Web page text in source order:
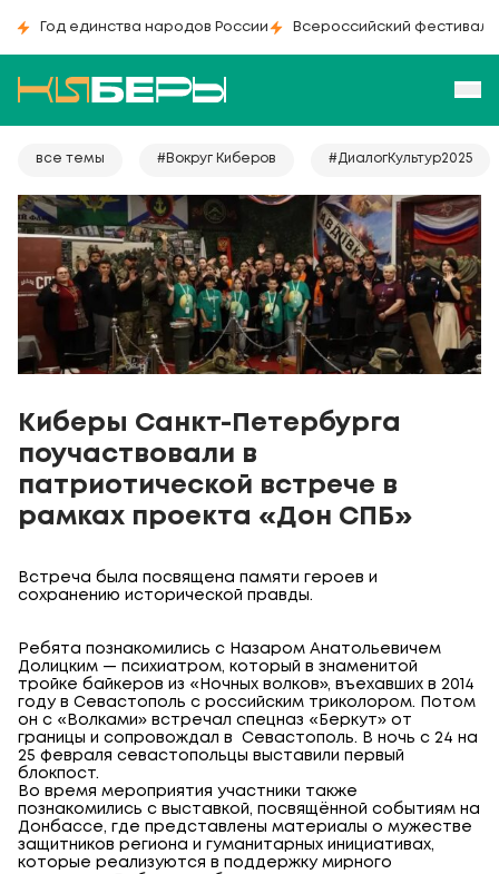
Год единства народов России Всероссийский фестиваль
все темы #Вокруг Киберов #ДиалогКультур2025
Киберы Санкт-Петербурга
поучаствовали в
патриотической встрече в
рамках проекта «Дон СПБ»
Встреча была посвящена памяти героев и
сохранению исторической правды.
Ребята познакомились с Назаром Анатольевичем
Долицким — психиатром, который в знаменитой
тройке байкеров из «Ночных волков», въехавших в 2014
году в Севастополь с российским триколором. Потом
он с «Волками» встречал спецназ «Беркут» от
границы и сопровождал в Севастополь. В ночь с 24 на
25 февраля севастопольцы выставили первый
блокпост.
Во время мероприятия участники также
познакомились с выставкой, посвящённой событиям на
Донбассе, где представлены материалы о мужестве
защитников региона и гуманитарных инициативах,
которые реализуются в поддержку мирного